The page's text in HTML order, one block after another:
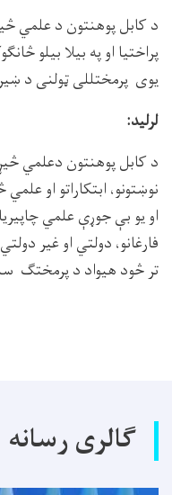
د کابل پوهنتون د علمي
پراختیا او په بیلا بیلو
یوی پرمختللی ټولنی د
لرلید:
د کابل پوهنتون دعلمي
نوښتونو، ابتکاراتو او
او یو بې جوړې علمي
فارغانو، دولتي او غیر
تر څود هیواد د
گالری رسانه